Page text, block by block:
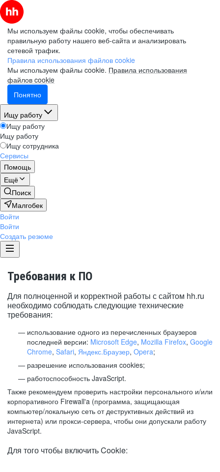
Мы используем файлы cookie, чтобы обеспечивать
правильную работу нашего веб-сайта и анализировать
сетевой трафик.
Правила использования файлов cookie
Мы используем файлы cookie. Правила использования
файлов cookie
Понятно
Ищу работу
Ищу работу
Ищу работу
Ищу сотрудника
Сервисы
Помощь
Ещё
Поиск
Малгобек
Войти
Войти
Создать резюме
Требования к ПО
Для полноценной и корректной работы с сайтом hh.ru
необходимо соблюдать следующие технические
требования:
использование одного из перечисленных браузеров
последней версии: Microsoft Edge, Mozilla Firefox, Google
Chrome, Safari, Яндекс.Браузер, Opera;
разрешение использования cookies;
работоспособность JavaScript.
Также рекомендуем проверить настройки персонального и/или
корпоративного Firewall'a (программа, защищающая
компьютер/локальную сеть от деструктивных действий из
интернета) или прокси-сервера, чтобы они допускали работу
JavaScript.
Для того чтобы включить Cookie: